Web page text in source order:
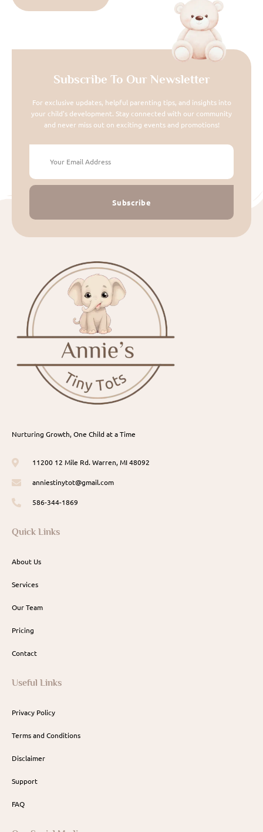
Subscribe To Our Newsletter
For exclusive updates, helpful parenting tips, and insights into
your child's development. Stay connected with our community
and never miss out on exciting events and promotions!
Subscribe
Nurturing Growth, One Child at a Time
11200 12 Mile Rd. Warren, MI 48092
anniestinytot@gmail.com
586-344-1869
Quick Links
About Us
Services
Our Team
Pricing
Contact
Useful Links
Privacy Policy
Terms and Conditions
Disclaimer
Support
FAQ